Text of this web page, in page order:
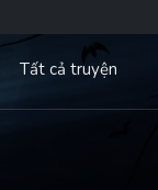
Tất cả truyện